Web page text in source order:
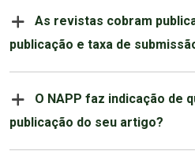
As revistas cobram
publicação e taxa de
O NAPP faz indicação de
publicação do seu artigo?